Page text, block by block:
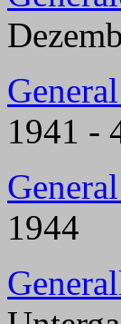
1941 -
1944